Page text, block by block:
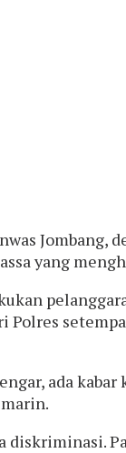
Jombang,
yang
ada
diskriminasi.